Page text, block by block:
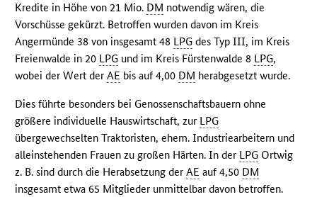
Kredite in Höhe von 21 Mio. DM notwendig wären, die
Vorschüsse gekürzt. Betroffen wurden davon im Kreis
Angermünde 38 von insgesamt 48 LPG des Typ III, im Kreis
Freienwalde in 20 LPG und im Kreis Fürstenwalde 8 LPG,
wobei der Wert derAE bis auf 4,00 DM herabgesetzt wurde.
Dies führte besonders bei Genossenschaftsbauern ohne
größere individuelle Hauswirtschaft, zur LPG
übergewechselten Traktoristen, ehem. Industriearbeitern und
alleinstehenden Frauen zu großen Härten. In der LPG Ortwig
z. B. sind durch die Herabsetzung derAE auf 4,50 DM
insgesamt etwa 65 Mitglieder unmittelbar davon betroffen.